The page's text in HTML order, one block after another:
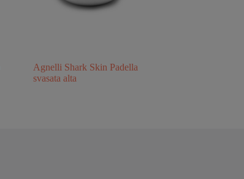
Agnelli Shark Skin Padella
svasata alta